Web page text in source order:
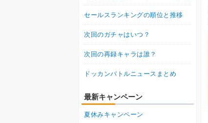
セールスランキングの順位と推移
次回のガチャはいつ？
次回の再録キャラは誰？
ドッカンバトルニュースまとめ
最新キャンペーン
夏休みキャンペーン